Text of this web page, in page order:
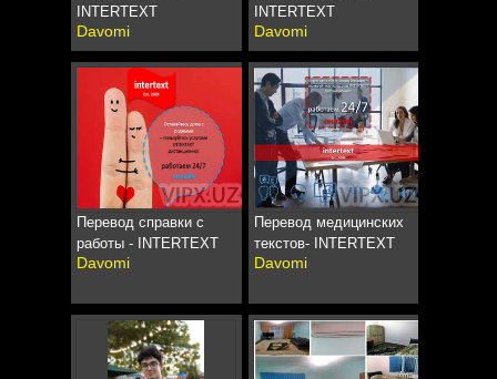
INTERTEXT
Davomi
INTERTEXT
Davomi
Перевод справки с
работы - INTERTEXT
Davomi
Перевод медицинских
текстов- INTERTEXT
Davomi